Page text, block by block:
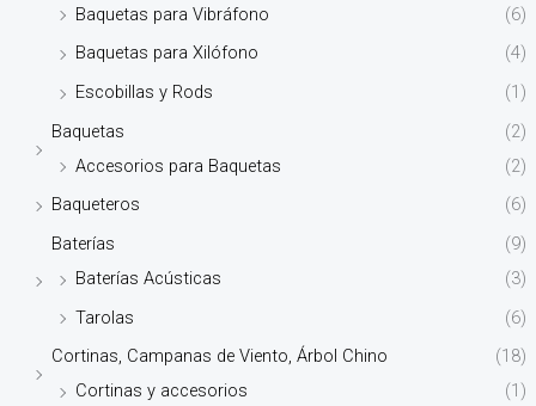
Baquetas para Vibráfono
(6)
Baquetas para Xilófono
(4)
Escobillas y Rods
(1)
Baquetas
(2)
Accesorios para Baquetas
(2)
Baqueteros
(6)
Baterías
(9)
Baterías Acústicas
(3)
Tarolas
(6)
Cortinas, Campanas de Viento, Árbol Chino
(18)
Cortinas y accesorios
(1)